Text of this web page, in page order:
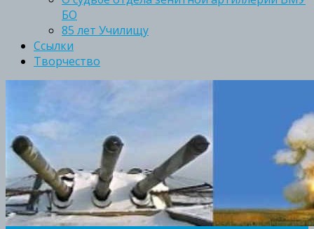
БО
85 лет Училищу
Ссылки
Творчество